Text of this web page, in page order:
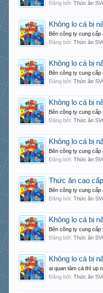
Đăng bởi:Thức ăn
Không lo cá bị
Bên công ty cung cấp
Đăng bởi:Thức ăn
Không lo cá bị
Bên công ty cung cấp
Đăng bởi:Thức ăn
Không lo cá bị
Bên công ty cung cấp
Đăng bởi:Thức ăn
Không lo cá bị
Bên công ty cung cấp
Đăng bởi:Thức ăn
Thức ăn cao
Bên công ty cung cấp
Đăng bởi:Thức ăn
Không lo cá bị
Bên công ty cung cấp
Đăng bởi:Thức ăn
Không lo cá bị
ai quan tâm cá thì up
Đăng bởi:Thức ăn